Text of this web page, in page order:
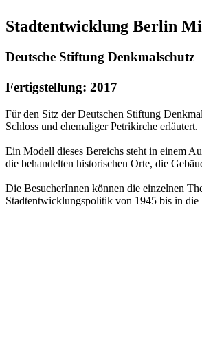
Stadtentwicklung Berlin
Deutsche Stiftung Denkmalschutz
Fertigstellung: 2017
Für den Sitz der Deutschen Stiftung
Schloss und ehemaliger Petrikirche erläutert.
Ein Modell dieses Bereichs steht in einem
die behandelten historischen Orte, die
Die BesucherInnen können die einzelnen
Stadtentwicklungspolitik von 1945 bis in die